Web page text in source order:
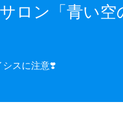
ロン「青い
シスに注意❣️